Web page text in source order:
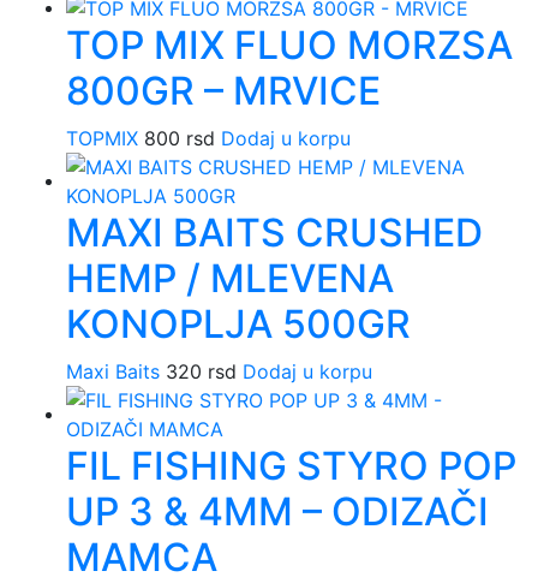
TOP MIX FLUO MORZSA
800GR – MRVICE
TOPMIX 800 rsd Dodaj u korpu
MAXI BAITS CRUSHED
HEMP / MLEVENA
KONOPLJA 500GR
Maxi Baits 320 rsd Dodaj u korpu
FIL FISHING STYRO POP
UP 3 & 4MM – ODIZAČI
MAMCA